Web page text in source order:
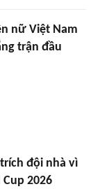
nữ Việt Nam
trận đầu
đội nhà vì
2026